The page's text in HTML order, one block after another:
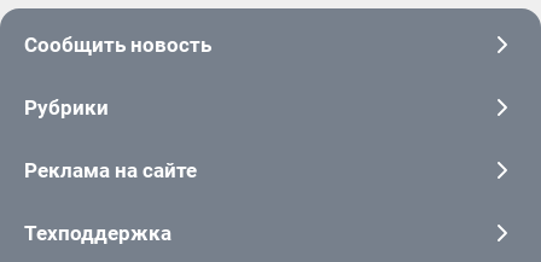
Сообщить новость
Рубрики
Реклама на сайте
Техподдержка